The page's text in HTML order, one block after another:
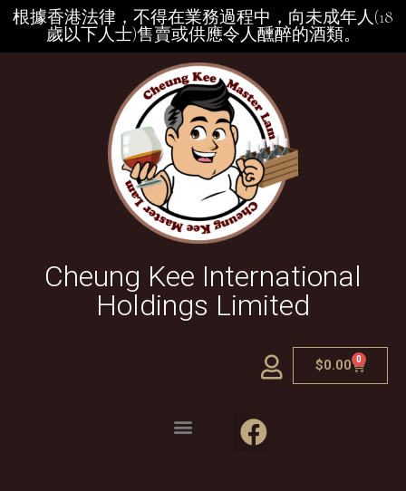
根據香港法律，不得在業務過程中，向未成年人(18
歲以下人士)售賣或供應令人醺醉的酒類。
Cheung Kee International
Holdings Limited
$0.00 0